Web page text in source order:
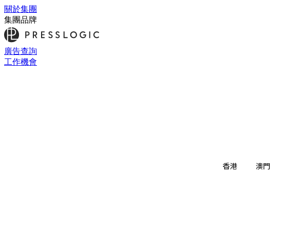
關於集團
集團品牌
廣告查詢
工作機會
香港 澳門